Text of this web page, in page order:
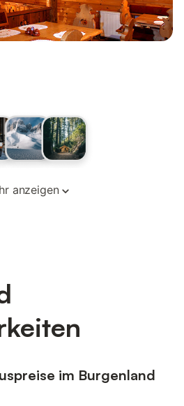
anzeigen
im Burgenland